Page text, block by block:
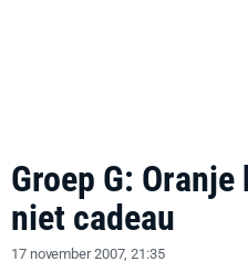
Groep G:
niet cadeau
17 november 2007, 21:35